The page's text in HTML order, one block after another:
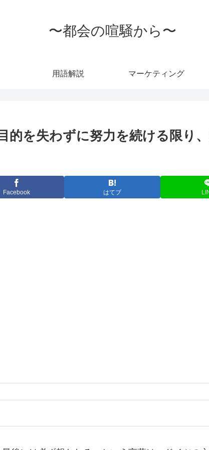
〜都会の喧騒から〜
用語解説 マーケティング
的を失わずに努力を続ける限り
Facebook はてブ